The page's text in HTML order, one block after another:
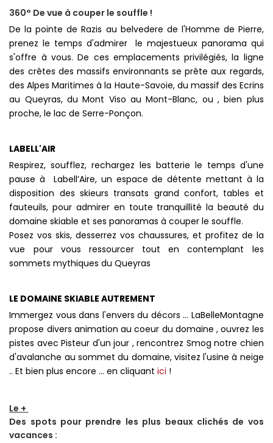
360° De vue à couper le souffle !
De la pointe de Razis au belvedere de l'Homme de Pierre,
prenez le temps d'admirer le majestueux panorama qui
s'offre à vous. De ces emplacements privilégiés, la ligne
des crêtes des massifs environnants se prête aux regards,
des Alpes Maritimes à la Haute-Savoie, du massif des Ecrins
au Queyras, du Mont Viso au Mont-Blanc, ou , bien plus
proche, le lac de Serre-Ponçon.
LABELL'AIR
Respirez, soufflez, rechargez les batterie le temps d'une
pause à Labell’Aire, un espace de détente mettant à la
disposition des skieurs transats grand confort, tables et
fauteuils, pour admirer en toute tranquillité la beauté du
domaine skiable et ses panoramas à couper le souffle.
Posez vos skis, desserrez vos chaussures, et profitez de la
vue pour vous ressourcer tout en contemplant les
sommets mythiques du Queyras
LE DOMAINE SKIABLE AUTREMENT
Immergez vous dans l'envers du décors ... LaBelleMontagne
propose divers animation au coeur du domaine , ouvrez les
pistes avec Pisteur d'un jour , rencontrez Smog notre chien
d'avalanche au sommet du domaine, visitez l'usine à neige
.. Et bien plus encore ... en cliquantici !
Le +
Des spots pour prendre les plus beaux clichés de vos
vacances :